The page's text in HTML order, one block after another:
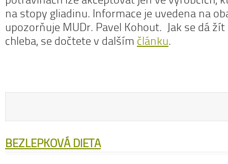
na stopy gliadinu. Informace je uvedena na
upozorňuje MUDr. Pavel Kohout. Jak se dá
chleba, se dočtete v dalším článku.
BEZLEPKOVÁ DIETA